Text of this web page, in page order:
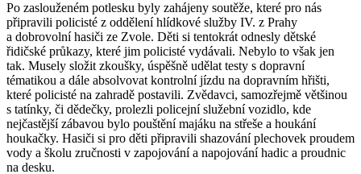
Po zaslouženém potlesku byly zahájeny soutěže, které pro nás
připravili policisté z oddělení hlídkové služby IV. z Prahy
a dobrovolní hasiči ze Zvole. Děti si tentokrát odnesly dětské
řidičské průkazy, které jim policisté vydávali. Nebylo to však jen
tak. Musely složit zkoušky, úspěšně udělat testy s dopravní
tématikou a dále absolvovat kontrolní jízdu na dopravním hřišti,
které policisté na zahradě postavili. Zvědavci, samozřejmě většinou
s tatínky, či dědečky, prolezli policejní služební vozidlo, kde
nejčastější zábavou bylo pouštění majáku na střeše a houkání
houkačky. Hasiči si pro děti připravili shazování plechovek proudem
vody a školu zručnosti v zapojování a napojování hadic a proudnic
na desku.